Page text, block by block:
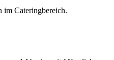
im Cateringbereich.